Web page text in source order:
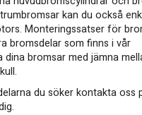
kan du också
Monteringssatser för
bromsdelar som finns i vår
dina bromsar med jämna
du söker kontakta oss